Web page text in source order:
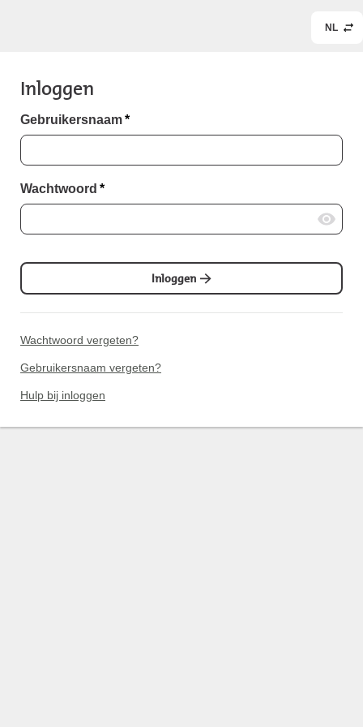
NL
Inloggen
Gebruikersnaam*
Wachtwoord *
Inloggen
Wachtwoord vergeten?
Gebruikersnaam vergeten?
Hulp bij inloggen